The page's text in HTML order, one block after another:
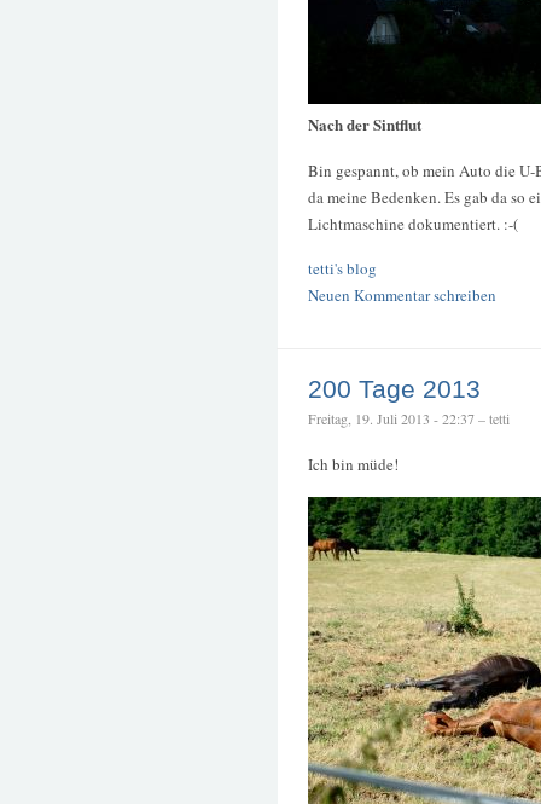
Nach der Sintflut
Bin gespannt, ob mein Auto die
da meine Bedenken. Es gab da so
Lichtmaschine dokumentiert. :-(
tetti's blog
Neuen Kommentar schreiben
200 Tage 2013
Freitag, 19. Juli 2013 - 22:37 – tetti
Ich bin müde!